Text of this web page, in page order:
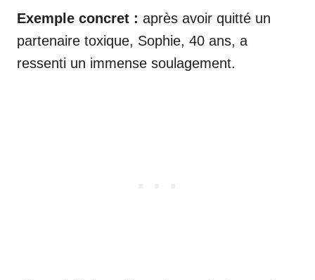
Exemple concret : après avoir quitté un
partenaire toxique, Sophie, 40 ans, a
ressenti un immense soulagement.